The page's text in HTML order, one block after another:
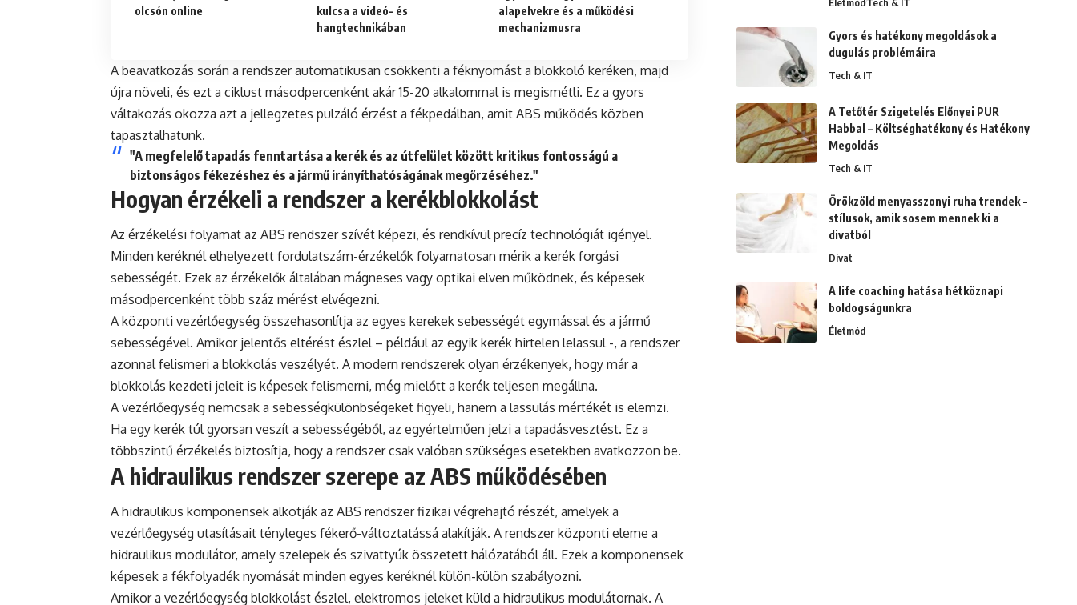
olcsón online
kulcsa a videó- és
hangtechnikában
alapelvekre és a működési
mechanizmusra
A beavatkozás során a rendszer automatikusan csökkenti a féknyomást a blokkoló keréken, majd
újra növeli, és ezt a ciklust másodpercenként akár 15-20 alkalommal is megismétli. Ez a gyors
váltakozás okozza azt a jellegzetes pulzáló érzést a fékpedálban, amit ABS működés közben
tapasztalhatunk.
"A megfelelő tapadás fenntartása a kerék és az útfelület között kritikus fontosságú a
biztonságos fékezéshez és a jármű irányíthatóságának megőrzéséhez."
Hogyan érzékeli a rendszer a kerékblokkolást
Az érzékelési folyamat az ABS rendszer szívét képezi, és rendkívül precíz technológiát igényel.
Minden keréknél elhelyezett fordulatszám-érzékelők folyamatosan mérik a kerék forgási
sebességét. Ezek az érzékelők általában mágneses vagy optikai elven működnek, és képesek
másodpercenként több száz mérést elvégezni.
A központi vezérlőegység összehasonlítja az egyes kerekek sebességét egymással és a jármű
sebességével. Amikor jelentős eltérést észlel – például az egyik kerék hirtelen lelassul -, a rendszer
azonnal felismeri a blokkolás veszélyét. A modern rendszerek olyan érzékenyek, hogy már a
blokkolás kezdeti jeleit is képesek felismerni, még mielőtt a kerék teljesen megállna.
A vezérlőegység nemcsak a sebességkülönbségeket figyeli, hanem a lassulás mértékét is elemzi.
Ha egy kerék túl gyorsan veszít a sebességéből, az egyértelműen jelzi a tapadásvesztést. Ez a
többszintű érzékelés biztosítja, hogy a rendszer csak valóban szükséges esetekben avatkozzon be.
A hidraulikus rendszer szerepe az ABS működésében
A hidraulikus komponensek alkotják az ABS rendszer fizikai végrehajtó részét, amelyek a
vezérlőegység utasításait tényleges fékerő-változtatássá alakítják. A rendszer központi eleme a
hidraulikus modulátor, amely szelepek és szivattyúk összetett hálózatából áll. Ezek a komponensek
képesek a fékfolyadék nyomását minden egyes keréknél külön-külön szabályozni.
Amikor a vezérlőegység blokkolást észlel, elektromos jeleket küld a hidraulikus modulátornak. A
Gyors és hatékony megoldások a
dugulás problémáira
Tech & IT
A Tetőtér Szigetelés Előnyei PUR
Habbal – Költséghatékony és Hatékony
Megoldás
Tech & IT
Örökzöld menyasszonyi ruha trendek –
stílusok, amik sosem mennek ki a
divatból
Divat
A life coaching hatása hétköznapi
boldogságunkra
Életmód